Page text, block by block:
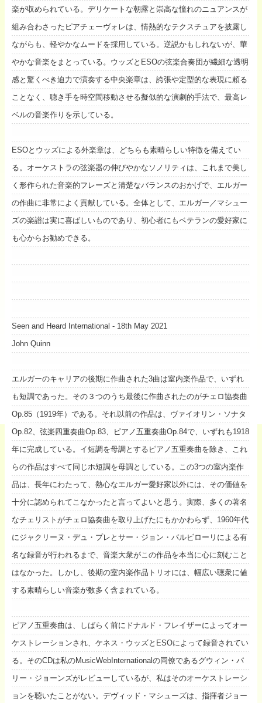
楽が収められている。デリケートな朝露と崇高な憧れのニュアンスが
組み合わさったピアチェーヴォレは、情熱的なテクスチュアを披露し
ながらも、軽やかなムードを採用している。逆説かもしれないが、華
やかな音楽をまとっている。ウッズとESOの弦楽合奏団が繊細な透明
感と驚くべき迫力で演奏する中央楽章は、誇張や定型的な表現に頼る
ことなく、聴き手を時空間移動させる擬似的な演劇的手法で、最高レ
ベルの音楽作りを示している。
ESOとウッズによる外楽章は、どちらも素晴らしい特徴を備えてい
る。オーケストラの弦楽器の伸びやかなソノリティは、これまで美し
く形作られた音楽的フレーズと清楚なバランスのおかげで、エルガー
の作曲に非常によく貢献している。全体として、エルガー／マシュー
ズの楽譜は実に喜ばしいものであり、初心者にもベテランの愛好家に
も心からお勧めできる。
Seen and Heard International - 18th May 2021
John Quinn
エルガーのキャリアの後期に作曲された3曲は室内楽作品で、いずれ
も短調であった。その３つのうち最後に作曲されたのがチェロ協奏曲
Op.85（1919年）である。それ以前の作品は、ヴァイオリン・ソナタ
Op.82、弦楽四重奏曲Op.83、ピアノ五重奏曲Op.84で、いずれも1918
年に完成している。イ短調を母調とするピアノ五重奏曲を除き、これ
らの作品はすべて同じホ短調を母調としている。この3つの室内楽作
品は、長年にわたって、熱心なエルガー愛好家以外には、その価値を
十分に認められてこなかったと言ってよいと思う。実際、多くの著名
なチェリストがチェロ協奏曲を取り上げたにもかかわらず、1960年代
にジャクリーヌ・デュ・プレとサー・ジョン・バルビローリによる有
名な録音が行われるまで、音楽大衆がこの作品を本当に心に刻むこと
はなかった。しかし、後期の室内楽作品トリオには、幅広い聴衆に値
する素晴らしい音楽が数多く含まれている。
ピアノ五重奏曲は、しばらく前にドナルド・フレイザーによってオー
ケストレーションされ、ケネス・ウッズとESOによって録音されてい
る。そのCDは私のMusicWebInternationalの同僚であるグウィン・パ
リー・ジョーンズがレビューしているが、私はそのオーケストレーシ
ョンを聴いたことがない。デヴィッド・マシューズは、指揮者ジョー